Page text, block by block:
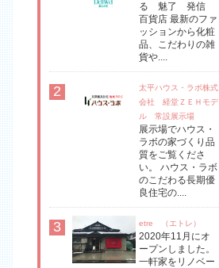
る 魅了 発信
百貨店 最新のファ
ッションから化粧
品、こだわりの雑
貨や....
2
太平ハウス・ラボ株式
会社 経堂ＺＥＨモデ
ル 常設展示場
展示場でハウス・
ラボの家づくり品
質をご覧くださ
い。 ハウス・ラボ
のこだわる長期優
良住宅の....
3 etre （エトレ）
2020年11月にオ
ープンしました。
一軒家をリノベー